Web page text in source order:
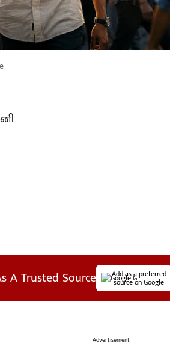
A Trusted Source Add as a preferred
source on Google
Advertisement